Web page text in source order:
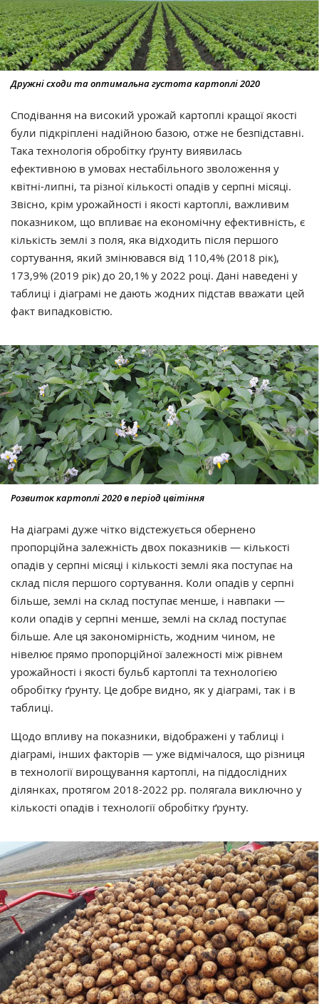
Дружні сходи та оптимальна густота картоплі 2020
Сподівання на високий урожай картоплі кращої якості
були підкріплені надійною базою, отже не безпідставні.
Така технологія обробітку ґрунту виявилась
ефективною в умовах нестабільного зволоження у
квітні-липні, та різної кількості опадів у серпні місяці.
Звісно, крім урожайності і якості картоплі, важливим
показником, що впливає на економічну ефективність, є
кількість землі з поля, яка відходить після першого
сортування, який змінювався від 110,4% (2018 рік),
173,9% (2019 рік) до 20,1% у 2022 році. Дані наведені у
таблиці і діаграмі не дають жодних підстав вважати цей
факт випадковістю.
Розвиток картоплі 2020 в період цвітіння
На діаграмі дуже чітко відстежується обернено
пропорційна залежність двох показників — кількості
опадів у серпні місяці і кількості землі яка поступає на
склад після першого сортування. Коли опадів у серпні
більше, землі на склад поступає менше, і навпаки —
коли опадів у серпні менше, землі на склад поступає
більше. Але ця закономірність, жодним чином, не
нівелює прямо пропорційної залежності між рівнем
урожайності і якості бульб картоплі та технологією
обробітку ґрунту. Це добре видно, як у діаграмі, так і в
таблиці.
Щодо впливу на показники, відображені у таблиці і
діаграмі, інших факторів — уже відмічалося, що різниця
в технології вирощування картоплі, на піддослідних
ділянках, протягом 2018-2022 рр. полягала виключно у
кількості опадів і технології обробітку ґрунту.